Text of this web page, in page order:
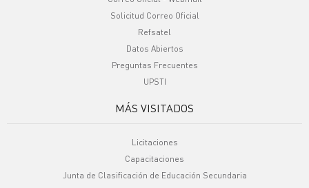
Solicitud Correo Oficial
Refsatel
Datos Abiertos
Preguntas Frecuentes
UPSTI
MÁS VISITADOS
Licitaciones
Capacitaciones
Junta de Clasificación de Educación Secundaria